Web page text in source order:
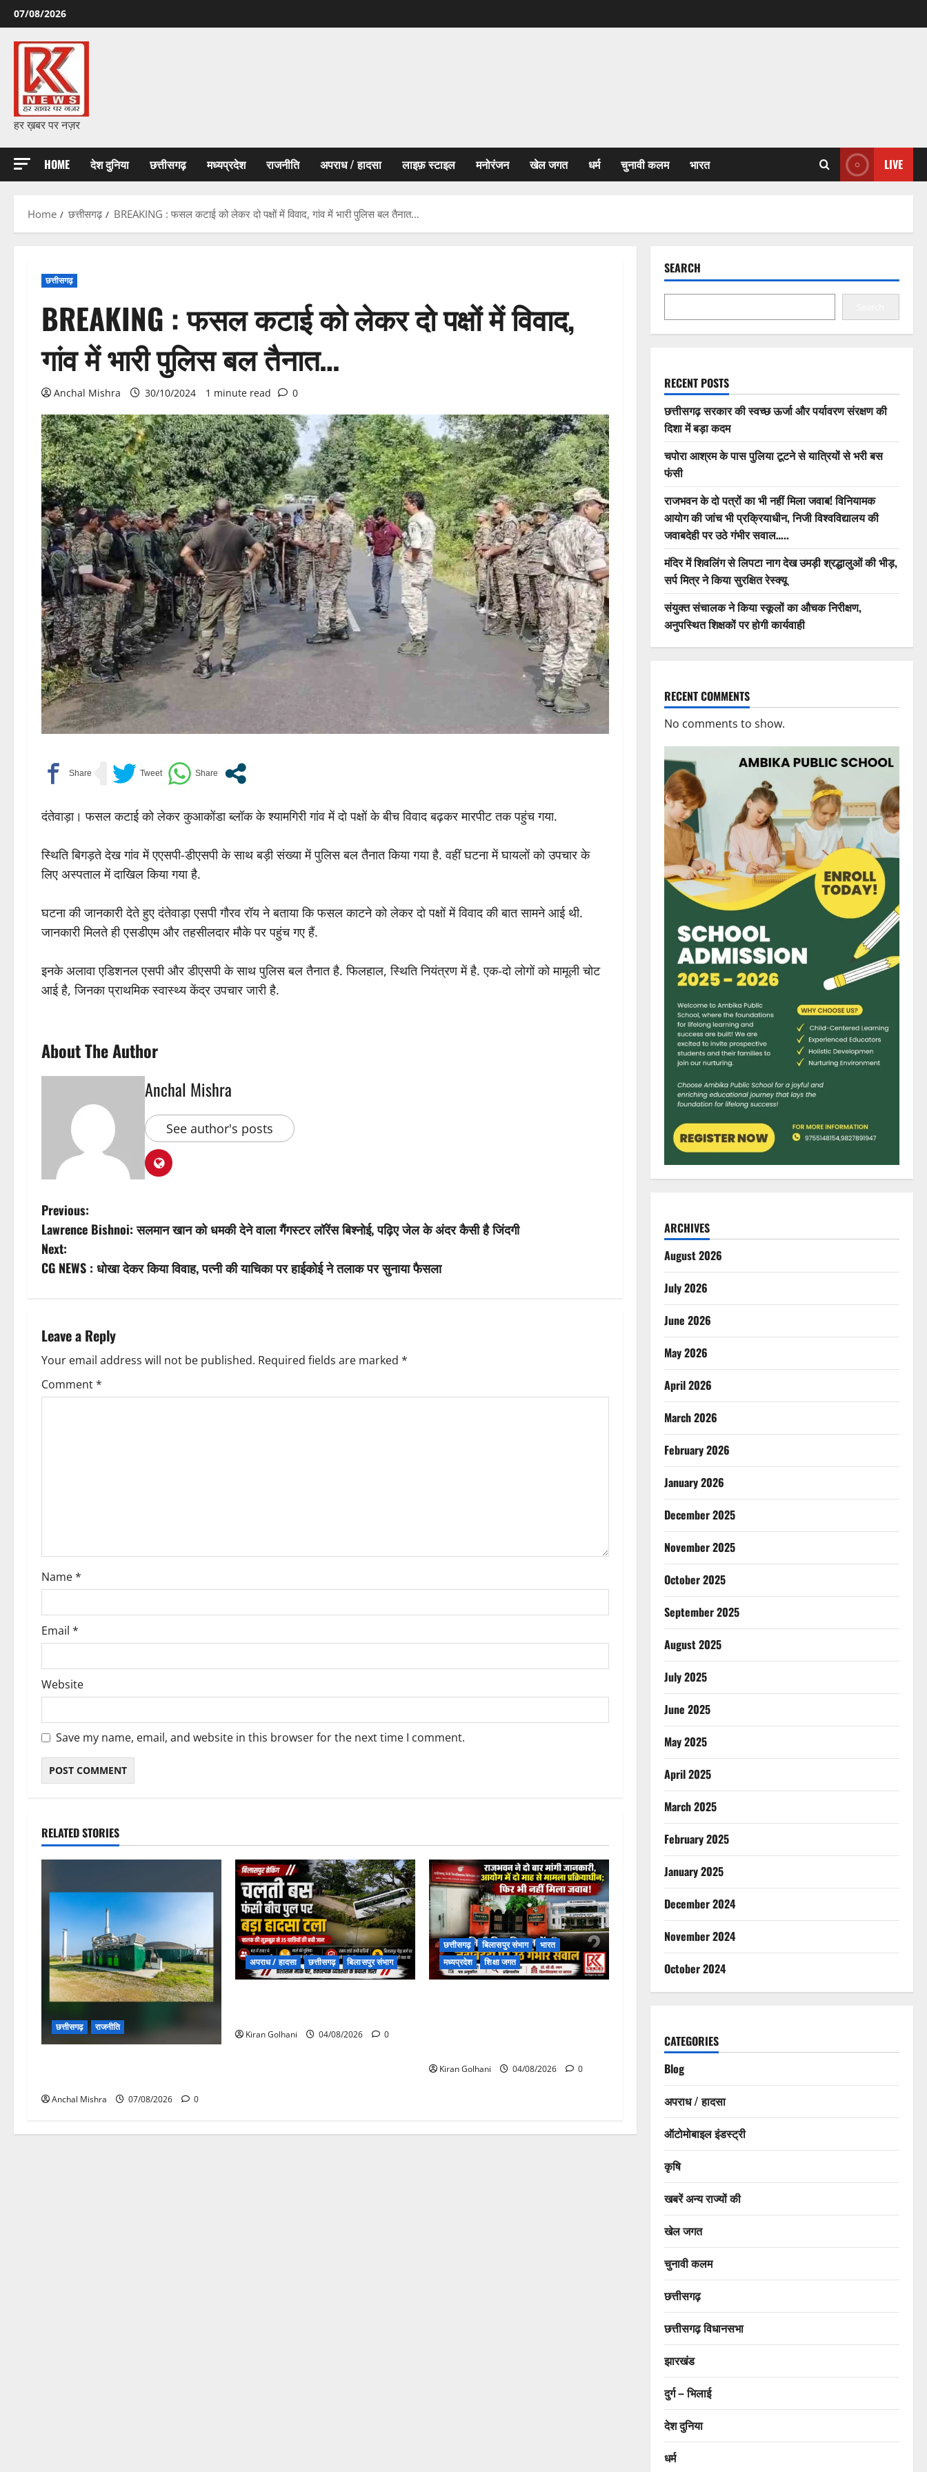
Skip
to
content
07/08/2026
हर ख़बर पर नज़र
HOME देश दुनिया छत्तीसगढ़ मध्यप्रदेश राजनीति अपराध / हादसा लाइफ़ स्टाइल मनोरंजन खेल जगत धर्म चुनावी कलम भारत LIVE
Home छत्तीसगढ़ BREAKING : फसल कटाई को लेकर दो पक्षों में विवाद, गांव में भारी पुलिस बल तैनात…
छत्तीसगढ़
BREAKING : फसल कटाई को लेकर दो पक्षों में विवाद,
गांव में भारी पुलिस बल तैनात…
Anchal Mishra 30/10/2024 1 minute read 0
दंतेवाड़ा। फसल कटाई को लेकर कुआकोंडा ब्लॉक के श्यामगिरी गांव में दो पक्षों के बीच विवाद बढ़कर मारपीट तक पहुंच गया.
स्थिति बिगड़ते देख गांव में एएसपी-डीएसपी के साथ बड़ी संख्या में पुलिस बल तैनात किया गया है. वहीं घटना में घायलों को उपचार के
लिए अस्पताल में दाखिल किया गया है.
घटना की जानकारी देते हुए दंतेवाड़ा एसपी गौरव रॉय ने बताया कि फसल काटने को लेकर दो पक्षों में विवाद की बात सामने आई थी.
जानकारी मिलते ही एसडीएम और तहसीलदार मौके पर पहुंच गए हैं.
इनके अलावा एडिशनल एसपी और डीएसपी के साथ पुलिस बल तैनात है. फिलहाल, स्थिति नियंत्रण में है. एक-दो लोगों को मामूली चोट
आई है, जिनका प्राथमिक स्वास्थ्य केंद्र उपचार जारी है.
About The Author
Anchal Mishra
See author's posts
P
o
s
n
a
v
o
n
Previous:
Lawrence Bishnoi: सलमान खान को धमकी देने वाला गैंगस्टर लॉरेंस बिश्नोई, पढ़िए जेल के अंदर कैसी है जिंदगी
Next:
CG NEWS : धोखा देकर किया विवाह, पत्नी की याचिका पर हाईकोई ने तलाक पर सुनाया फैसला
Leave a Reply
Your email address will not be published. Required fields are marked *
Comment*
Name*
Email *
Website
Save my name, email, and website in this browser for the next time I comment.
RELATED STORIES
छत्तीसगढ़ राजनीति
Anchal Mishra 07/08/2026 0
अपराध / हादसा छत्तीसगढ़ बिलासपुर संभाग
Kiran Golhani 04/08/2026 0
छत्तीसगढ़ बिलासपुर संभाग
भारत
मध्यप्रदेश
शिक्षा जगत
Kiran Golhani 04/08/2026 0
SEARCH
RECENT POSTS
छत्तीसगढ़ सरकार की स्वच्छ ऊर्जा और पर्यावरण संरक्षण की
दिशा में बड़ा कदम
चपोरा आश्रम के पास पुलिया टूटने से यात्रियों से भरी बस
फंसी
राजभवन के दो पत्रों का भी नहीं मिला जवाब! विनियामक
आयोग की जांच भी प्रक्रियाधीन, निजी विश्वविद्यालय की
जवाबदेही पर उठे गंभीर सवाल…..
मंदिर में शिवलिंग से लिपटा नाग देख उमड़ी श्रद्धालुओं की भीड़,
सर्प मित्र ने किया सुरक्षित रेस्क्यू
संयुक्त संचालक ने किया स्कूलों का औचक निरीक्षण,
अनुपस्थित शिक्षकों पर होगी कार्यवाही
RECENT COMMENTS
No comments to show.
ARCHIVES
August 2026
July 2026
June 2026
May 2026
April 2026
March 2026
February 2026
January 2026
December 2025
November 2025
October 2025
September 2025
August 2025
July 2025
June 2025
May 2025
April 2025
March 2025
February 2025
January 2025
December 2024
November 2024
October 2024
CATEGORIES
Blog
अपराध / हादसा
ऑटोमोबाइल इंडस्ट्री
कृषि
खबरें अन्य राज्यों की
खेल जगत
चुनावी कलम
छत्तीसगढ़
छत्तीसगढ़ विधानसभा
झारखंड
दुर्ग – भिलाई
देश दुनिया
धर्म